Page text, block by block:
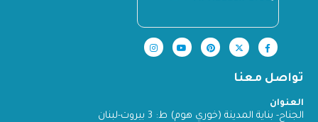
تواصل معنا
العنوان
الجناح- بناية المدينة (خوري هوم) ط: 3 بيروت-لبنان